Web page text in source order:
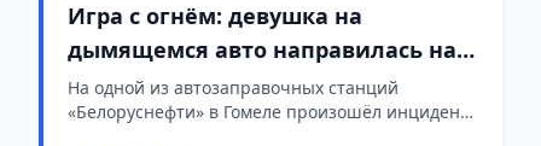
Игра с огнём: девушка на
дымящемся авто направилась на
заправку вместо обочины
На одной из автозаправочных станций
«Белоруснефти» в Гомеле произошёл инцидент,